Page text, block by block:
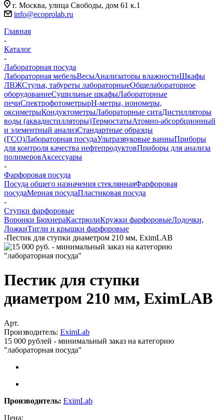
г. Москва, улица Свободы, дом 61 к.1
info@ecoprolab.ru
Главная
-
Каталог
-
Лабораторная посуда
Лабораторная мебельВесыАнализаторы влажностиШкафы
ЛВЖСтулья, табуреты лабораторныеОбщелабораторное
оборудованиеСушильные шкафыЛабораторные
печиСпектрофотометрыpH-метры, иономеры,
оксиметрыКондуктометрыЛабораторные ситаДистилляторы
воды (аквадистилляторы)ТермостатыАтомно-абсорбционный
и элементный анализСтандартные образцы
(ГСО)Лабораторная посудаУльтразвуковые ванныПриборы
для контроля качества нефтепродуктовПриборы для анализа
полимеровАксессуары
-
Фарфоровая посуда
Посуда общего назначения стекляннаяФарфоровая
посудаМерная посудаПластиковая посуда
-
Ступки фарфоровые
Воронки БюхнераКастрюлиКружки фарфоровыеЛодочки,
ЛожкиТигли и крышки фарфоровые
-Пестик для ступки диаметром 210 мм, EximLAB
Пестик для ступки
диаметром 210 мм, EximLAB
Арт.
Производитель: EximLab
15 000 рублей - минимальный заказ на категорию
"лабораторная посуда"
Производитель: EximLab
Цена: